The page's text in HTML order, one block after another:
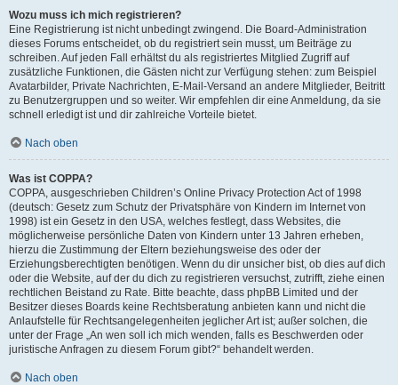
Wozu muss ich mich registrieren?
Eine Registrierung ist nicht unbedingt zwingend. Die Board-Administration
dieses Forums entscheidet, ob du registriert sein musst, um Beiträge zu
schreiben. Auf jeden Fall erhältst du als registriertes Mitglied Zugriff auf
zusätzliche Funktionen, die Gästen nicht zur Verfügung stehen: zum Beispiel
Avatarbilder, Private Nachrichten, E-Mail-Versand an andere Mitglieder, Beitritt
zu Benutzergruppen und so weiter. Wir empfehlen dir eine Anmeldung, da sie
schnell erledigt ist und dir zahlreiche Vorteile bietet.
Nach oben
Was ist COPPA?
COPPA, ausgeschrieben Children’s Online Privacy Protection Act of 1998
(deutsch: Gesetz zum Schutz der Privatsphäre von Kindern im Internet von
1998) ist ein Gesetz in den USA, welches festlegt, dass Websites, die
möglicherweise persönliche Daten von Kindern unter 13 Jahren erheben,
hierzu die Zustimmung der Eltern beziehungsweise des oder der
Erziehungsberechtigten benötigen. Wenn du dir unsicher bist, ob dies auf dich
oder die Website, auf der du dich zu registrieren versuchst, zutrifft, ziehe einen
rechtlichen Beistand zu Rate. Bitte beachte, dass phpBB Limited und der
Besitzer dieses Boards keine Rechtsberatung anbieten kann und nicht die
Anlaufstelle für Rechtsangelegenheiten jeglicher Art ist; außer solchen, die
unter der Frage „An wen soll ich mich wenden, falls es Beschwerden oder
juristische Anfragen zu diesem Forum gibt?“ behandelt werden.
Nach oben